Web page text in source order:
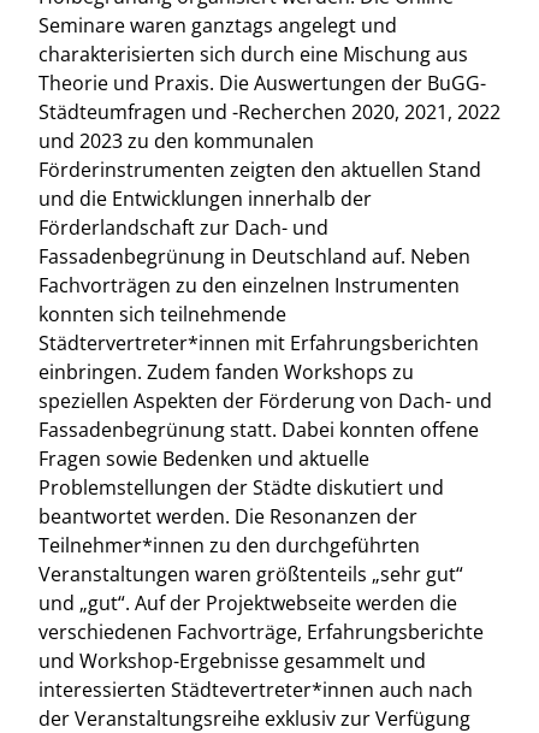
Seminare waren ganztags angelegt und
charakterisierten sich durch eine Mischung aus
Theorie und Praxis. Die Auswertungen der BuGG-
Städteumfragen und -Recherchen 2020, 2021, 2022
und 2023 zu den kommunalen
Förderinstrumenten zeigten den aktuellen Stand
und die Entwicklungen innerhalb der
Förderlandschaft zur Dach- und
Fassadenbegrünung in Deutschland auf. Neben
Fachvorträgen zu den einzelnen Instrumenten
konnten sich teilnehmende
Städtervertreter*innen mit Erfahrungsberichten
einbringen. Zudem fanden Workshops zu
speziellen Aspekten der Förderung von Dach- und
Fassadenbegrünung statt. Dabei konnten offene
Fragen sowie Bedenken und aktuelle
Problemstellungen der Städte diskutiert und
beantwortet werden. Die Resonanzen der
Teilnehmer*innen zu den durchgeführten
Veranstaltungen waren größtenteils „sehr gut“
und „gut“. Auf der Projektwebseite werden die
verschiedenen Fachvorträge, Erfahrungsberichte
und Workshop-Ergebnisse gesammelt und
interessierten Städtevertreter*innen auch nach
der Veranstaltungsreihe exklusiv zur Verfügung